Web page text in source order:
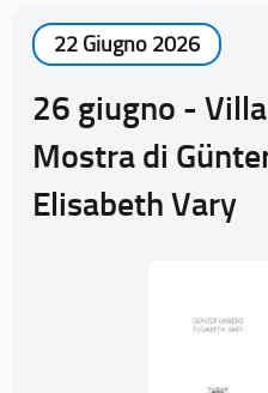
22 Giugno 2026
26 giugno -
Mostra di
Elisabeth Vary